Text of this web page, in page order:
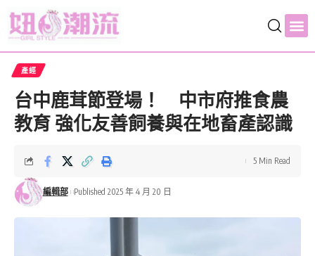
產經
台中鹿茸節登場！ 中市府推食農
教育 強化友善飼養與在地畜產認識
編輯部 Published 2025 年 4 月 20 日
5 Min Read